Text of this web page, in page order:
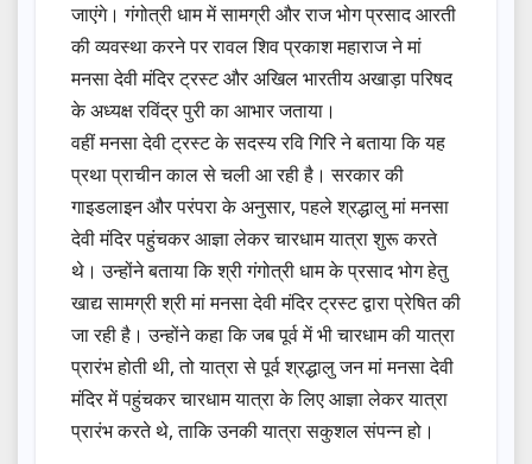
जाएंगे। गंगोत्री धाम में सामग्री और राज भोग प्रसाद आरती
की व्यवस्था करने पर रावल शिव प्रकाश महाराज ने मां
मनसा देवी मंदिर ट्रस्ट और अखिल भारतीय अखाड़ा परिषद
के अध्यक्ष रविंद्र पुरी का आभार जताया।
वहीं मनसा देवी ट्रस्ट के सदस्य रवि गिरि ने बताया कि यह
प्रथा प्राचीन काल से चली आ रही है। सरकार की
गाइडलाइन और परंपरा के अनुसार, पहले श्रद्धालु मां मनसा
देवी मंदिर पहुंचकर आज्ञा लेकर चारधाम यात्रा शुरू करते
थे। उन्होंने बताया कि श्री गंगोत्री धाम के प्रसाद भोग हेतु
खाद्य सामग्री श्री मां मनसा देवी मंदिर ट्रस्ट द्वारा प्रेषित की
जा रही है। उन्होंने कहा कि जब पूर्व में भी चारधाम की यात्रा
प्रारंभ होती थी, तो यात्रा से पूर्व श्रद्धालु जन मां मनसा देवी
मंदिर में पहुंचकर चारधाम यात्रा के लिए आज्ञा लेकर यात्रा
प्रारंभ करते थे, ताकि उनकी यात्रा सकुशल संपन्न हो।